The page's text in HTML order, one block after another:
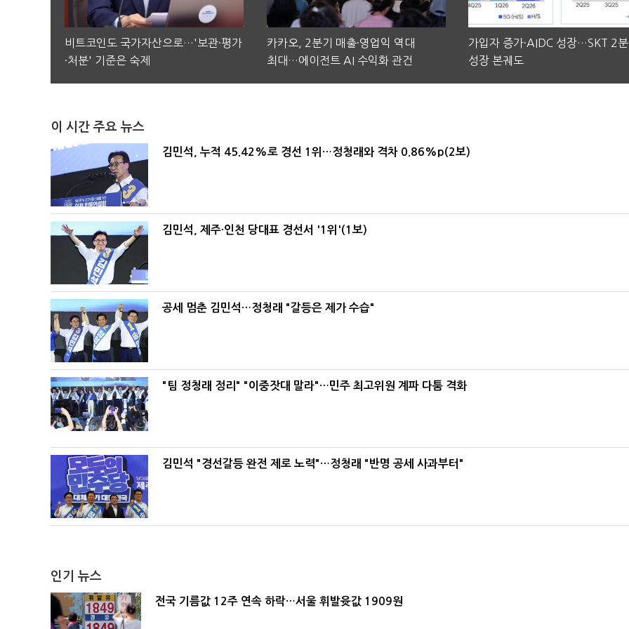
비트코인도 국가자산으로…'보관·평가
·처분' 기준은 숙제
카카오, 2분기 매출·영업익 역대
최대…에이전트 AI 수익화 관건
가입자 증가·AIDC 성장…SKT 2
성장 본궤도
이 시간 주요 뉴스
김민석, 누적 45.42%로 경선 1위…정청래와 격차 0.86%p(2보)
김민석, 제주·인천 당대표 경선서 '1위'(1보)
공세 멈춘 김민석…정청래 "갈등은 제가 수습"
"팀 정청래 정리" "이중잣대 말라"…민주 최고위원 계파 다툼 격화
김민석 "경선갈등 완전 제로 노력"…정청래 "반명 공세 사과부터"
인기 뉴스
전국 기름값 12주 연속 하락…서울 휘발윳값 1909원